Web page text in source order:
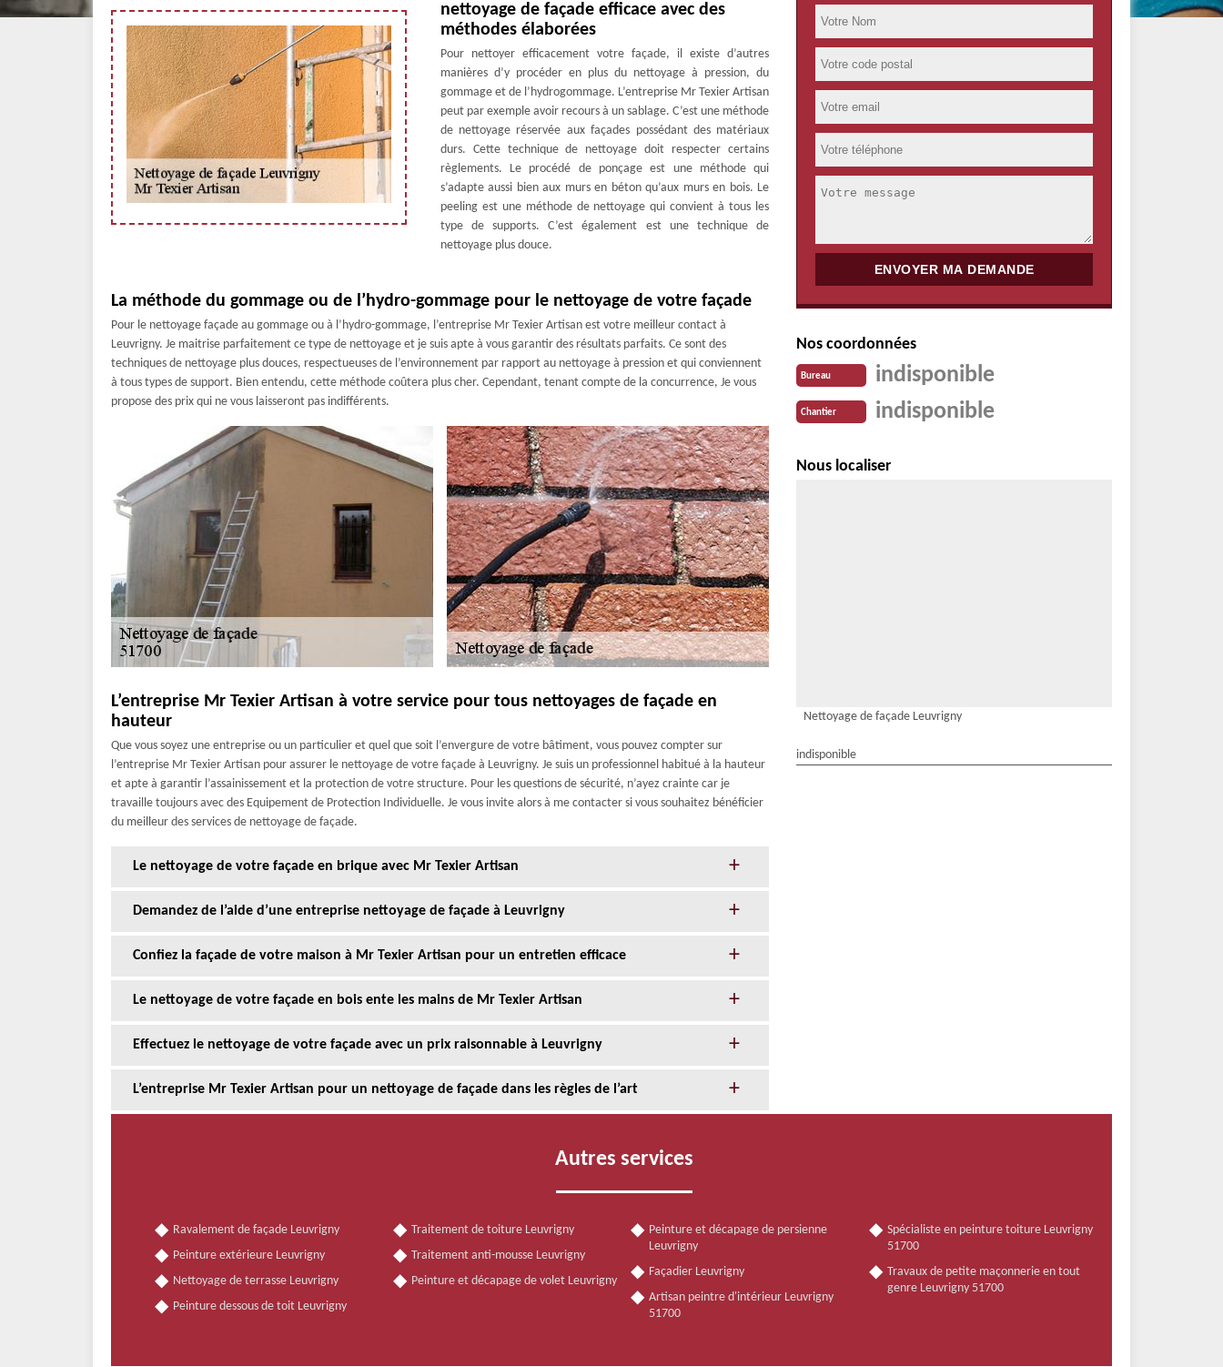
nettoyage de façade efficace avec des
méthodes élaborées
Pour nettoyer efficacement votre façade, il existe d’autres
manières d’y procéder en plus du nettoyage à pression, du
gommage et de l’hydrogommage. L’entreprise Mr Texier Artisan
peut par exemple avoir recours à un sablage. C’est une méthode
de nettoyage réservée aux façades possédant des matériaux
durs. Cette technique de nettoyage doit respecter certains
règlements. Le procédé de ponçage est une méthode qui
s’adapte aussi bien aux murs en béton qu’aux murs en bois. Le
peeling est une méthode de nettoyage qui convient à tous les
type de supports. C’est également est une technique de
nettoyage plus douce.
La méthode du gommage ou de l’hydro-gommage pour le nettoyage de votre façade
Pour le nettoyage façade au gommage ou à l’hydro-gommage, l’entreprise Mr Texier Artisan est votre meilleur contact à
Leuvrigny. Je maitrise parfaitement ce type de nettoyage et je suis apte à vous garantir des résultats parfaits. Ce sont des
techniques de nettoyage plus douces, respectueuses de l’environnement par rapport au nettoyage à pression et qui conviennent
à tous types de support. Bien entendu, cette méthode coûtera plus cher. Cependant, tenant compte de la concurrence, Je vous
propose des prix qui ne vous laisseront pas indifférents.
L’entreprise Mr Texier Artisan à votre service pour tous nettoyages de façade en
hauteur
Que vous soyez une entreprise ou un particulier et quel que soit l’envergure de votre bâtiment, vous pouvez compter sur
l’entreprise Mr Texier Artisan pour assurer le nettoyage de votre façade à Leuvrigny. Je suis un professionnel habitué à la hauteur
et apte à garantir l’assainissement et la protection de votre structure. Pour les questions de sécurité, n’ayez crainte car je
travaille toujours avec des Equipement de Protection Individuelle. Je vous invite alors à me contacter si vous souhaitez bénéficier
du meilleur des services de nettoyage de façade.
Le nettoyage de votre façade en brique avec Mr Texier Artisan
Demandez de l’aide d’une entreprise nettoyage de façade à Leuvrigny
Confiez la façade de votre maison à Mr Texier Artisan pour un entretien efficace
Le nettoyage de votre façade en bois ente les mains de Mr Texier Artisan
Effectuez le nettoyage de votre façade avec un prix raisonnable à Leuvrigny
L’entreprise Mr Texier Artisan pour un nettoyage de façade dans les règles de l’art
Nos coordonnées
Bureau indisponible
Chantier indisponible
Nous localiser
Nettoyage de façade Leuvrigny
indisponible
Autres services
Ravalement de façade Leuvrigny
Peinture extérieure Leuvrigny
Nettoyage de terrasse Leuvrigny
Peinture dessous de toit Leuvrigny
Traitement de toiture Leuvrigny
Traitement anti-mousse Leuvrigny
Peinture et décapage de volet Leuvrigny
Peinture et décapage de persienne
Leuvrigny
Façadier Leuvrigny
Artisan peintre d'intérieur Leuvrigny
51700
Spécialiste en peinture toiture Leuvrigny
51700
Travaux de petite maçonnerie en tout
genre Leuvrigny 51700